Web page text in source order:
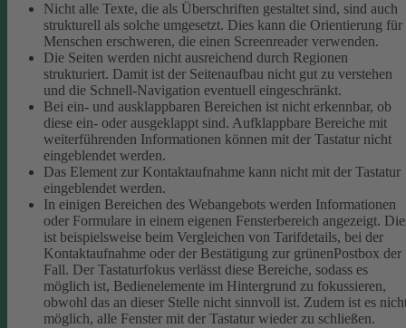
Nicht alle Texte, die als Überschriften gestaltet sind, sind auch
strukturell als solche umgesetzt. Dies kann die Orientierung für
Menschen erschweren, die einen Screenreader verwenden.
Die Seiten werden nicht ausreichend durch Regionen
strukturiert. Damit ist der Seitenaufbau nicht gut zu verstehen
und die Schnell-Navigation eventuell eingeschränkt.
Bei ein- und ausklappbaren Bereichen ist nicht erkennbar, ob
diese ein- oder ausgeklappt sind. Aufklappbare Bereiche mit
weiterführenden Informationen können mit der Tastatur nicht
eingeblendet werden.
Das Element zur Kontaktaufnahme kann nicht mit der Tastatur
eingeblendet werden.
In einigen Bereichen des Webangebots werden Informationen
oder Formulare in einem eigenen Fensterbereich angezeigt.
ist beispielsweise beim Vergleichen von Tarifdetails, bei der
Kontaktaufnahme oder der Bestätigung zur grünenPostbox der
Fall. Der Tastaturfokus verlässt diese Bereiche, sodass es
möglich ist, Bedienelemente im Hintergrund zu fokussieren,
obwohl das an dieser Stelle nicht sinnvoll ist. Zudem ist es
möglich, alle Fenster mit der Tastatur wieder zu schließen.